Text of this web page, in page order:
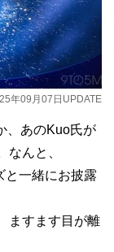
年09月07日 UPDATE
、あのKuo氏が
なんと、
と一緒にお披露
ますます目が離